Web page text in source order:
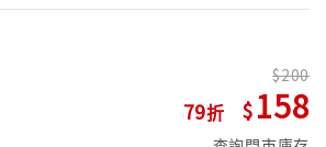
79
200
158